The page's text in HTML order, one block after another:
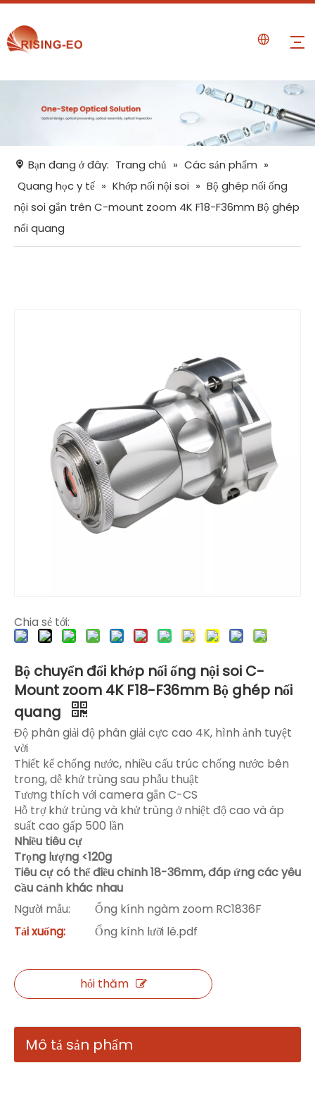
Bạn đang ở đây: Trang chủ » Các sản phẩm »
Quang học y tế » Khớp nối nội soi » Bộ ghép nối ống
nội soi gắn trên C-mount zoom 4K F18-F36mm Bộ ghép
nối quang
Chia sẻ tới:
Bộ chuyển đổi khớp nối ống nội soi C-
Mount zoom 4K F18-F36mm Bộ ghép nối
quang
Độ phân giải độ phân giải cực cao 4K, hình ảnh tuyệt
vời
Thiết kế chống nước, nhiều cấu trúc chống nước bên
trong, dễ khử trùng sau phẫu thuật
Tương thích với camera gắn C-CS
Hỗ trợ khử trùng và khử trùng ở nhiệt độ cao và áp
suất cao gấp 500 lần
Nhiều tiêu cự
Trọng lượng <120g
Tiêu cự có thể điều chỉnh 18-36mm, đáp ứng các yêu
cầu cảnh khác nhau
Người mẫu:
Ống kính ngàm zoom RC1836F
Tải xuống:
Ống kính lưỡi lê.pdf
hỏi thăm
Mô tả sản phẩm